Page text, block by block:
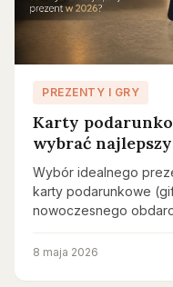
PREZENTY I GRY
Karty
wybrać
Wybór idealnego
karty podarunkowe
nowoczesnego
8 maja 2026